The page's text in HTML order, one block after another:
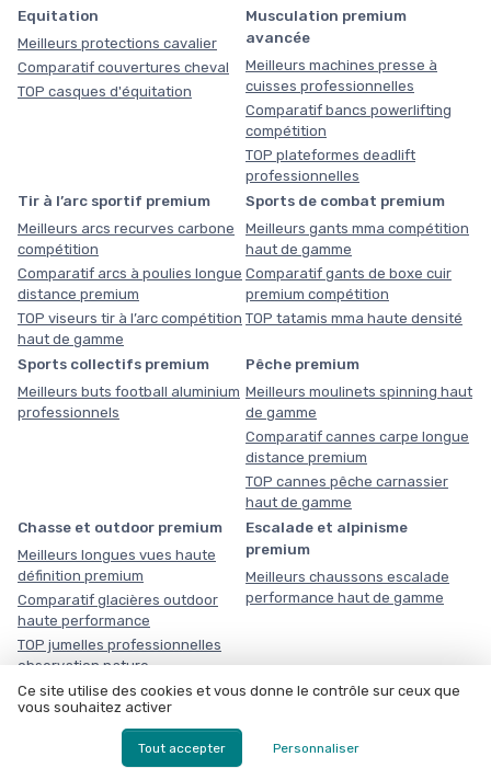
Equitation
Meilleurs protections cavalier
Comparatif couvertures cheval
TOP casques d'équitation
Musculation premium
avancée
Meilleurs machines presse à
cuisses professionnelles
Comparatif bancs powerlifting
compétition
TOP plateformes deadlift
professionnelles
Tir à l’arc sportif premium
Meilleurs arcs recurves carbone
compétition
Comparatif arcs à poulies longue
distance premium
TOP viseurs tir à l’arc compétition
haut de gamme
Sports de combat premium
Meilleurs gants mma compétition
haut de gamme
Comparatif gants de boxe cuir
premium compétition
TOP tatamis mma haute densité
Sports collectifs premium
Meilleurs buts football aluminium
professionnels
Pêche premium
Meilleurs moulinets spinning haut
de gamme
Comparatif cannes carpe longue
distance premium
TOP cannes pêche carnassier
haut de gamme
Chasse et outdoor premium
Meilleurs longues vues haute
définition premium
Comparatif glacières outdoor
haute performance
TOP jumelles professionnelles
observation nature
Escalade et alpinisme
premium
Meilleurs chaussons escalade
performance haut de gamme
Triathlon premium
Comparatif combinaisons triathlon néoprène compétition
Ce site utilise des cookies et vous donne le contrôle sur ceux que
vous souhaitez activer
Tout accepter Personnaliser